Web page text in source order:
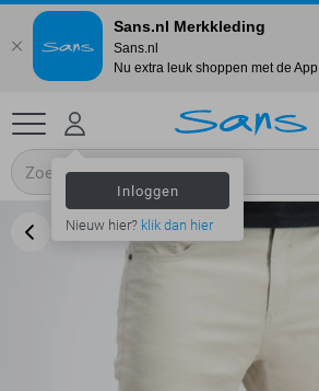
Inloggen
Nieuw hier? klik dan hier
Sans.nl Merkkleding
Sans.nl
Nu extra leuk shoppen met de App.